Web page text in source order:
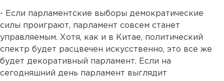
- Если парламентские выборы демократические
силы проиграют, парламент совсем станет
управляемым. Хотя, как и в Китае, политический
спектр будет расцвечен искусственно, это все же
будет декоративный парламент. Если на
сегодняшний день парламент выглядит